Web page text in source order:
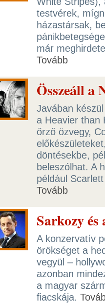
testvérek,
házastársak,
már
Tovább
Összeáll a
Javában
a Heavier than
őrző özvegy,
döntésekbe,
beleszólhat. A
például
Tovább
Sarkozy
A konzervatív
örökséget a
vegyül –
azonban
a magyar
fiacskája.